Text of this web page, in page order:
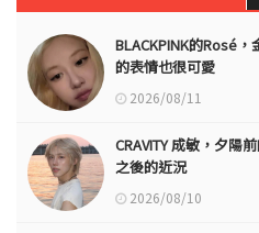
BLACKPINK的Rosé
的表情也很可愛
2026/08/11
CRAVITY 成敏，夕
之後的近況
2026/08/10